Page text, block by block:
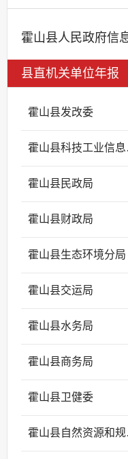
霍山县人民政府信
县直机关单位年报
霍山县发改委
霍山县民政局
霍山县财政局
霍山县生态环境分局
霍山县交运局
霍山县水务局
霍山县商务局
霍山县卫健委